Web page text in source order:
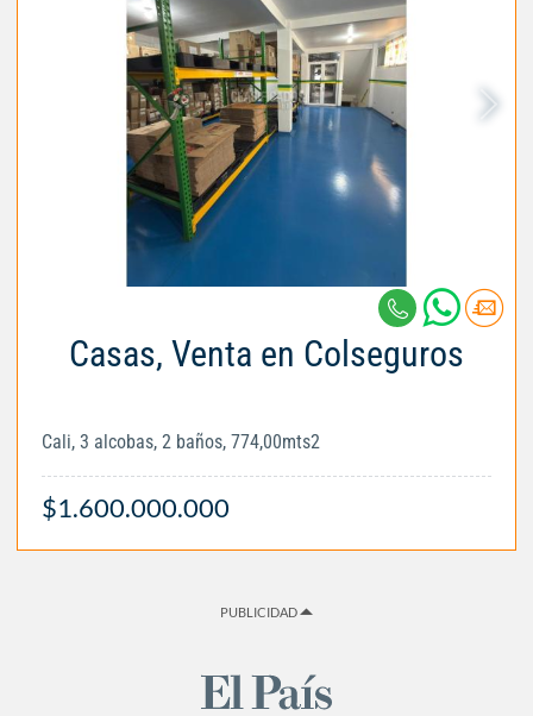
Casas, Venta en Colseguros
Cali, 3 alcobas, 2 baños, 774,00mts2
$1.600.000.000
PUBLICIDAD